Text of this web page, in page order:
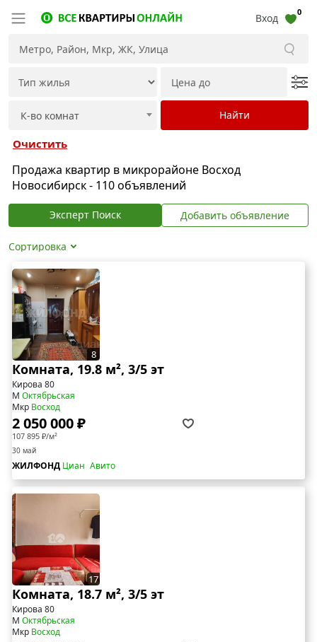
Вход 0
Очистить
Продажа квартир в микрорайоне Восход
Новосибирск - 110 объявлений
Эксперт Поиск Добавить объявление
Сортировка
8
Комната, 19.8 м², 3/5 эт
Кирова 80
М Октябрьская
Мкр Восход
2 050 000 ₽
107 895 ₽/м²
30 май
ЖИЛФОНД Циан Авито
17
Комната, 18.7 м², 3/5 эт
Кирова 80
М Октябрьская
Мкр Восход